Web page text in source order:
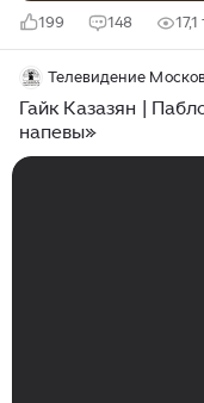
199 148
Гайк Казазян |
напевы»